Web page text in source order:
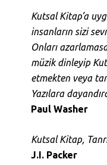
Kutsal Kitap’a
insanların sizi
Onları
müzik dinleyip
etmekten veya
Yazılara
Paul Washer
Kutsal Kitap,
J.I. Packer